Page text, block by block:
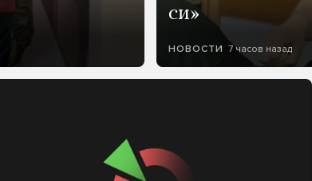
си»
НОВОСТИ 7 часов назад